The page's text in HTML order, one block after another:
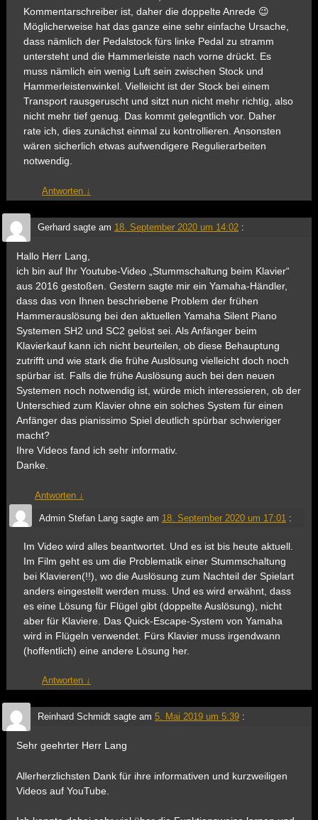
Kommentarschreiber ist, daher die doppelte Anrede 😉
Möglicherweise hat das ganze eine sehr einfache Ursache,
dass nämlich der Pedalstock fürs linke Pedal zu stramm
untersteht und die Hammerleiste nach vorne drückt. Es
muss nämlich ein wenig Luft sein zwischen Stock und
Hammerleistenwinkel. Vielleicht ist der Stock bei einem
Transport rausgeruscht und sitzt nun nicht mehr richtig, also
nicht mehr tief genug. Das kommt gelegntlich vor. Daher
rate ich, dies zunächst einmal zu kontrollieren. Ansonsten
wären sicherlich etwas aufwendigere Regulierarbeiten
notwendig.
Antworten ↓
Gerhard sagte am 18. September 2020 um 14:02 :
Hallo Herr Lang,
ich bin auf Ihr Youtube-Video „Stummschaltung beim Klavier“
aus 2016 gestoßen. Gestern sagte mir ein Yamaha-Händler,
dass das von Ihnen beschriebene Problem der frühen
Hammerauslösung bei den aktuellen Yamaha Silent Piano
Systemen SH2 und SC2 gelöst sei. Als Anfänger beim
Klavierkauf kann ich nicht beurteilen, ob diese Behauptung
zutrifft und wie stark die frühe Auslösung vielleicht doch noch
spürbar ist. Falls die frühe Auslösung auch bei den neuen
Systemen noch notwendig ist, würde mich interessieren, ob der
Unterschied zum Klavier ohne ein solches System für einen
Anfänger das pianissimo Spiel deutlich spürbar schwieriger
macht?
Ihre Videos fand ich sehr informativ.
Danke.
Antworten ↓
Admin Stefan Langsagte am 18. September 2020 um 17:01 :
Im Video wird alles beantwortet. Und es ist bis heute aktuell.
Im Film geht es um die Problematik einer Stummschaltung
bei Klavieren(!!), wo die Auslösung zum Nachteil der Spielart
anders eingestellt werden muss. Und es wird erwähnt, dass
es eine Lösung für Flügel gibt (doppelte Auslösung), nicht
aber für Klaviere. Das Quick-Escape-System von Yamaha
wird in Flügeln verwendet. Fürs Klavier muss irgendwann
(hoffentlich) eine andere Lösung her.
Antworten ↓
Reinhard Schmidtsagte am 5. Mai 2019 um 5:39 :
Sehr geehrter Herr Lang
Allerherzlichsten Dank für ihre informativen und kurzweiligen
Videos auf YouTube.